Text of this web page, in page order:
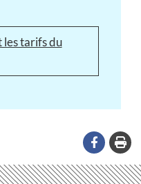
les tarifs du